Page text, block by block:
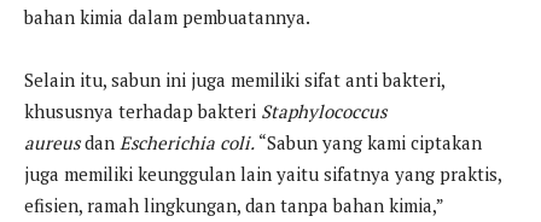
bahan kimia dalam pembuatannya.
Selain itu, sabun ini juga memiliki sifat anti bakteri,
khususnya terhadap bakteri Staphylococcus
aureusdan Escherichia coli. “Sabun yang kami ciptakan
juga memiliki keunggulan lain yaitu sifatnya yang praktis,
efisien, ramah lingkungan, dan tanpa bahan kimia,”